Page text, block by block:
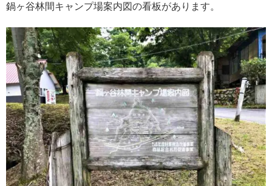
鍋ヶ谷林間キャンプ場案内図の看板があります。